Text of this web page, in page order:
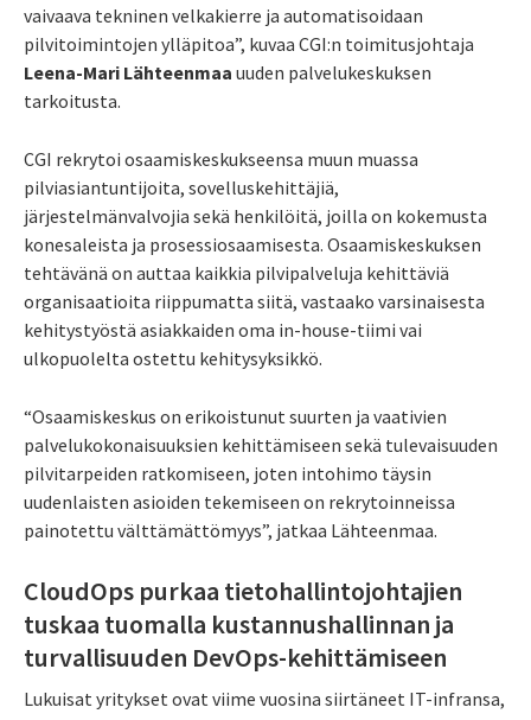
vaivaava tekninen velkakierre ja automatisoidaan
pilvitoimintojen ylläpitoa”, kuvaa CGI:n toimitusjohtaja
Leena-Mari Lähteenmaa uuden palvelukeskuksen
tarkoitusta.
CGI rekrytoi osaamiskeskukseensa muun muassa
pilviasiantuntijoita, sovelluskehittäjiä,
järjestelmänvalvojia sekä henkilöitä, joilla on kokemusta
konesaleista ja prosessiosaamisesta. Osaamiskeskuksen
tehtävänä on auttaa kaikkia pilvipalveluja kehittäviä
organisaatioita riippumatta siitä, vastaako varsinaisesta
kehitystyöstä asiakkaiden oma in-house-tiimi vai
ulkopuolelta ostettu kehitysyksikkö.
“Osaamiskeskus on erikoistunut suurten ja vaativien
palvelukokonaisuuksien kehittämiseen sekä tulevaisuuden
pilvitarpeiden ratkomiseen, joten intohimo täysin
uudenlaisten asioiden tekemiseen on rekrytoinneissa
painotettu välttämättömyys”, jatkaa Lähteenmaa.
CloudOps purkaa tietohallintojohtajien
tuskaa tuomalla kustannushallinnan ja
turvallisuuden DevOps-kehittämiseen
Lukuisat yritykset ovat viime vuosina siirtäneet IT-infransa,